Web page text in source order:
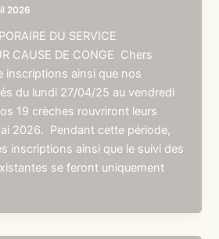
2026
DU SERVICE
CAUSE DE CONGE Chers
inscriptions ainsi que nos
du lundi 27/04/25 au vendredi
19 crèches rouvriront leurs
2026. Pendant cette période,
inscriptions ainsi que le suivi des
se feront uniquement